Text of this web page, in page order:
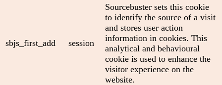
sbjs_first_add session
Sourcebuster sets this cookie
to identify the source of a visit
and stores user action
information in cookies. This
analytical and behavioural
cookie is used to enhance the
visitor experience on the
website.